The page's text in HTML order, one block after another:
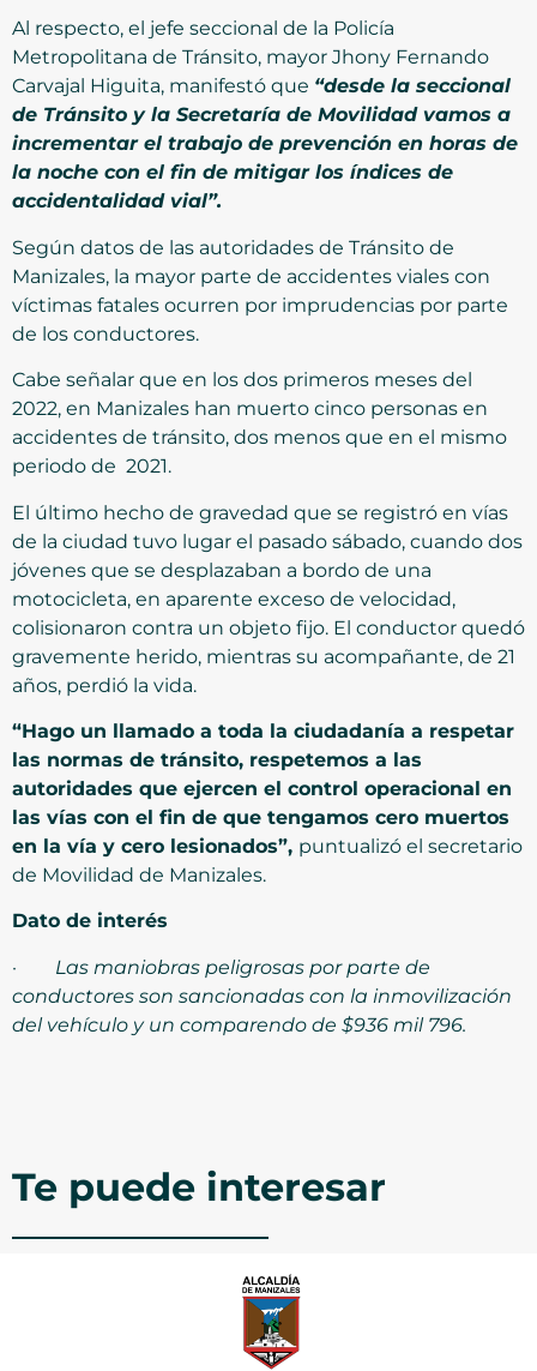
Al respecto, el jefe seccional de la Policía
Metropolitana de Tránsito, mayor Jhony Fernando
Carvajal Higuita, manifestó que “desde la seccional
de Tránsito y la Secretaría de Movilidad vamos a
incrementar el trabajo de prevención en horas de
la noche con el fin de mitigar los índices de
accidentalidad vial”.
Según datos de las autoridades de Tránsito de
Manizales, la mayor parte de accidentes viales con
víctimas fatales ocurren por imprudencias por parte
de los conductores.
Cabe señalar que en los dos primeros meses del
2022, en Manizales han muerto cinco personas en
accidentes de tránsito, dos menos que en el mismo
periodo de 2021.
El último hecho de gravedad que se registró en vías
de la ciudad tuvo lugar el pasado sábado, cuando dos
jóvenes que se desplazaban a bordo de una
motocicleta, en aparente exceso de velocidad,
colisionaron contra un objeto fijo. El conductor quedó
gravemente herido, mientras su acompañante, de 21
años, perdió la vida.
“Hago un llamado a toda la ciudadanía a respetar
las normas de tránsito, respetemos a las
autoridades que ejercen el control operacional en
las vías con el fin de que tengamos cero muertos
en la vía y cero lesionados”, puntualizó el secretario
de Movilidad de Manizales.
Dato de interés
· Las maniobras peligrosas por parte de
conductores son sancionadas con la inmovilización
del vehículo y un comparendo de $936 mil 796.
Te puede interesar